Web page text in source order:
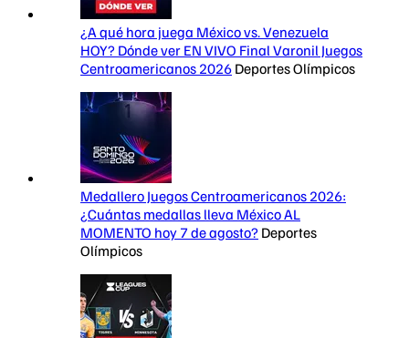
¿A qué hora juega México vs. Venezuela
HOY? Dónde ver EN VIVO Final Varonil Juegos
Centroamericanos 2026 Deportes Olímpicos
Medallero Juegos Centroamericanos 2026:
¿Cuántas medallas lleva México AL
MOMENTO hoy 7 de agosto? Deportes
Olímpicos